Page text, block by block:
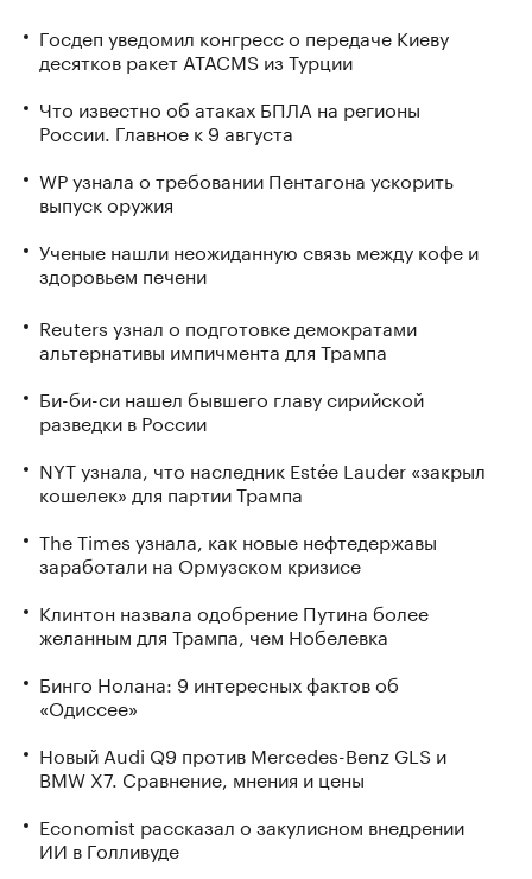
Госдеп уведомил конгресс о передаче Киеву
десятков ракет ATACMS из Турции
Что известно об атаках БПЛА на регионы
России. Главное к 9 августа
WP узнала о требовании Пентагона ускорить
выпуск оружия
Ученые нашли неожиданную связь между кофе и
здоровьем печени
Reuters узнал о подготовке демократами
альтернативы импичмента для Трампа
Би-би-си нашел бывшего главу сирийской
разведки в России
NYT узнала, что наследник Estée Lauder «закрыл
кошелек» для партии Трампа
The Times узнала, как новые нефтедержавы
заработали на Ормузском кризисе
Клинтон назвала одобрение Путина более
желанным для Трампа, чем Нобелевка
Бинго Нолана: 9 интересных фактов об
«Одиссее»
Новый Audi Q9 против Mercedes-Benz GLS и
BMW X7. Сравнение, мнения и цены
Economist рассказал о закулисном внедрении
ИИ в Голливуде